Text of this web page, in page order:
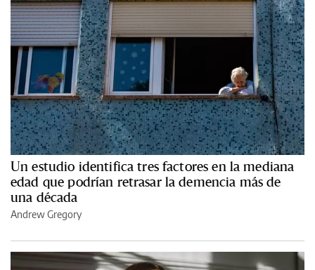
Un estudio identifica tres factores en la mediana
edad que podrían retrasar la demencia más de
una década
Andrew Gregory